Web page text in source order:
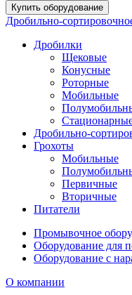
Купить оборудование
Дробильно-
Дробилки
Щековые
Конусные
Роторные
Мобильные
Дробильно-
Грохоты
Мобильные
Первичные
Вторичные
Питатели
Промывочное
Оборудование для
Оборудование с
О компании